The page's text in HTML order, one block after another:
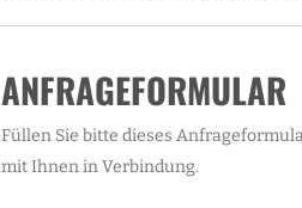
ANFRAGEFORMULAR
Füllen Sie bitte dieses
mit Ihnen in Verbindung.